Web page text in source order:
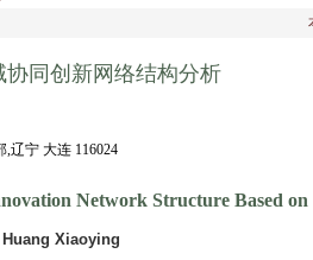
同创新网络结构分析
辽宁 大连 116024
Network Structure Based
Xiaoying